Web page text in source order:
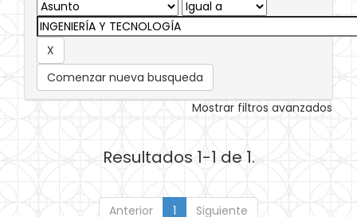
Comenzar nueva busqueda
Mostrar filtros avanzados
Resultados 1-1 de 1.
Anterior 1 Siguiente